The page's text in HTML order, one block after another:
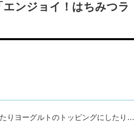
ンジョイ！はちみつラ
りヨーグルトのトッピングにしたり…